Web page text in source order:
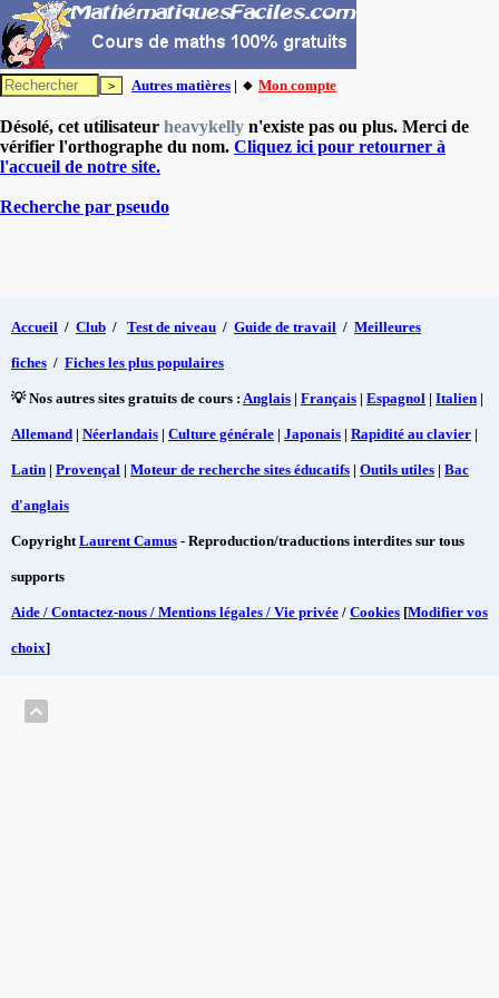
Autres matières | 🔸 Mon compte
Désolé, cet utilisateur heavykelly n'existe pas ou plus. Merci de
vérifier l'orthographe du nom. Cliquez ici pour retourner à
l'accueil de notre site.
Recherche par pseudo
Accueil / Club / Test de niveau / Guide de travail / Meilleures
fiches / Fiches les plus populaires
💡 Nos autres sites gratuits de cours : Anglais | Français | Espagnol | Italien |
Allemand | Néerlandais | Culture générale | Japonais | Rapidité au clavier |
Latin | Provençal | Moteur de recherche sites éducatifs | Outils utiles | Bac
d'anglais
CopyrightLaurent Camus - Reproduction/traductions interdites sur tous
supports
Aide / Contactez-nous / Mentions légales / Vie privée / Cookies [Modifier vos
choix]